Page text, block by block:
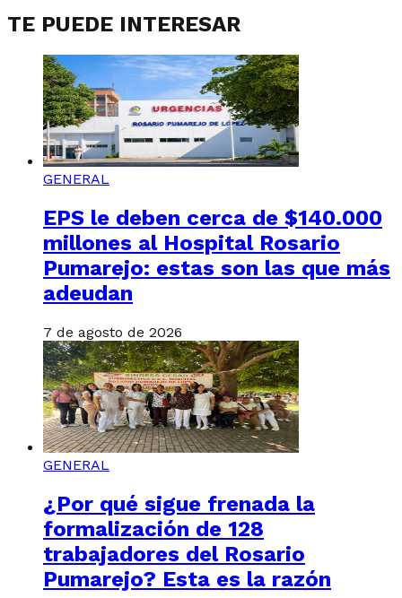
TE PUEDE INTERESAR
GENERAL
EPS le deben cerca de $140.000
millones al Hospital Rosario
Pumarejo: estas son las que más
adeudan
7 de agosto de 2026
GENERAL
¿Por qué sigue frenada la
formalización de 128
trabajadores del Rosario
Pumarejo? Esta es la razón